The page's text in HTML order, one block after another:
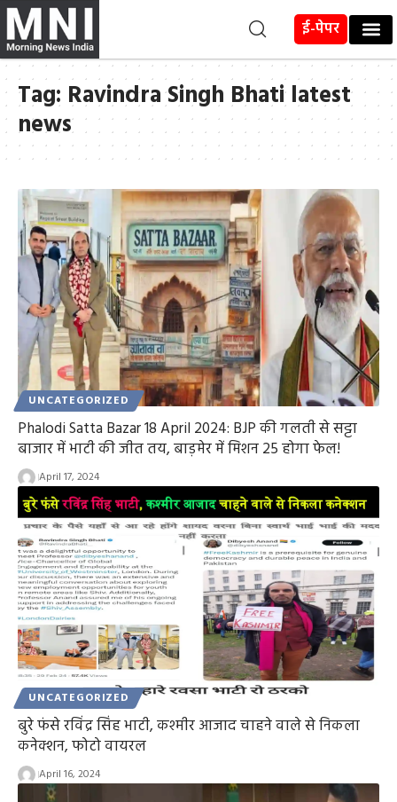
ई-पेपर
Tag: Ravindra Singh Bhati latest
news
UNCATEGORIZED
Phalodi Satta Bazar 18 April 2024: BJP की गलती से सट्टा
बाजार में भाटी की जीत तय, बाड़मेर में मिशन 25 होगा फेल!
April 17, 2024
UNCATEGORIZED
बुरे फंसे रविंद्र सिंह भाटी, कश्मीर आजाद चाहने वाले से निकला
कनेक्शन, फोटो वायरल
April 16, 2024